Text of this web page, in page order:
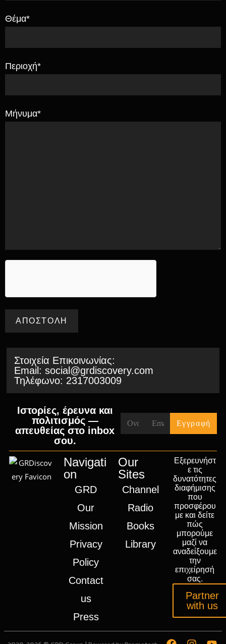
Θέμα*
Περιοχή*
Μήνυμα*
Στοιχεία Επικοινωνίας:
Email:social@grdiscovery.com
Τηλέφωνο: 2317003009
Ιστορίες, έρευνα και
πολιτισμός —
απευθείας στο inbox
σου.
Navigati
on
GRD
Our
Mission
Privacy
Policy
Contact
us
Press
Our
Sites
Channel
Radio
Books
Library
Εξερευνήστ
ε τις
δυνατότητες
διαφήμισης
που
προσφέρου
με και δείτε
πώς
μπορούμε
μαζί να
αναδείξουμε
την
επιχείρησή
σας.
Partner
with us